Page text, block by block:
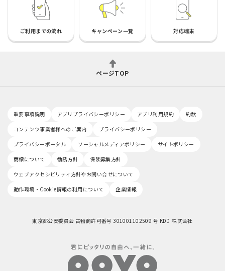
ご利用までの流れ キャンペーン一覧 対応端末
ページTOP
重要事項説明 アプリプライバシーポリシー アプリ利用規約
約款
コンテンツ事業者様へのご案内
プライバシーポリシー
プライバシーポータル
ソーシャルメディアポリシー
サイトポリシー
商標について
勧誘方針
保険募集方針
ウェブアクセシビリティ方針やお問い合せについて
動作環境・Cookie情報の利用について
企業情報
東京都公安委員会 古物商許可番号 301001102509 号 KDDI株式会社